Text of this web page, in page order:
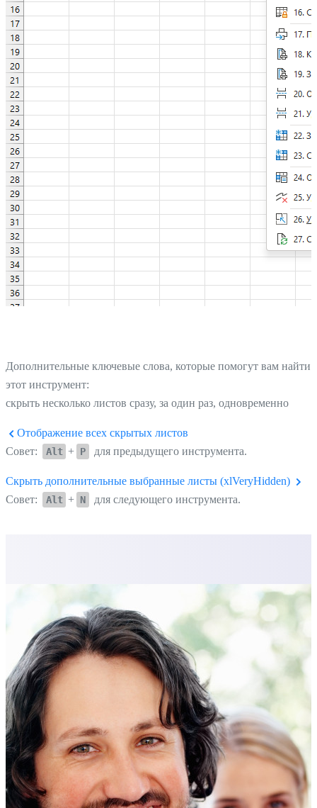
Дополнительные ключевые слова, которые помогут вам найти
этот инструмент:
скрыть несколько листов сразу, за один раз, одновременно
Отображение всех скрытых листов
Совет:
Alt + P для предыдущего инструмента.
Скрыть дополнительные выбранные листы (xlVeryHidden)
Совет:
Alt + N для следующего инструмента.